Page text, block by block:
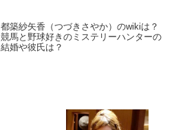
都築紗矢香（つづきさやか）のwikiは？
競馬と野球好きのミステリーハンターの
結婚や彼氏は？